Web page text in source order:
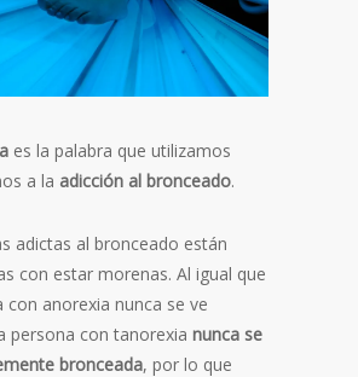
es la palabra que utilizamos
a la adicción al bronceado.
adictas al bronceado están
con estar morenas. Al igual que
con anorexia nunca se ve
persona con tanorexia nunca se
bronceada, por lo que